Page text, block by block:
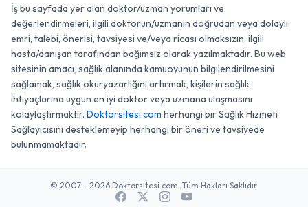
İş bu sayfada yer alan doktor/uzman yorumları ve
değerlendirmeleri, ilgili doktorun/uzmanın doğrudan veya dolaylı
emri, talebi, önerisi, tavsiyesi ve/veya ricası olmaksızın, ilgili
hasta/danışan tarafından bağımsız olarak yazılmaktadır. Bu web
sitesinin amacı, sağlık alanında kamuoyunun bilgilendirilmesini
sağlamak, sağlık okuryazarlığını artırmak, kişilerin sağlık
ihtiyaçlarına uygun en iyi doktor veya uzmana ulaşmasını
kolaylaştırmaktır. Doktorsitesi.com herhangi bir Sağlık Hizmeti
Sağlayıcısını desteklemeyip herhangi bir öneri ve tavsiyede
bulunmamaktadır.
© 2007 - 2026 Doktorsitesi.com. Tüm Hakları Saklıdır.